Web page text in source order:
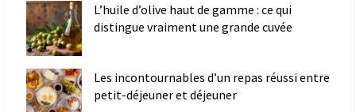
L’huile d’olive haut de gamme : ce qui
distingue vraiment une grande cuvée
Les incontournables d’un repas réussi entre
petit-déjeuner et déjeuner